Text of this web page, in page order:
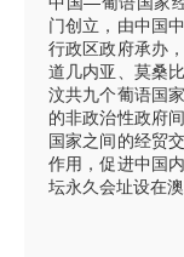
门创立，由中国
行政区政府承办
道几内亚、莫桑
汶共九个葡语国
的非政治性政府
国家之间的经贸
作用，促进中国
坛永久会址设在澳